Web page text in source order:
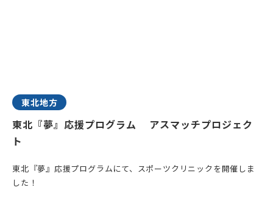
東北地方
東北『夢』応援プログラム アスマッチプロジェク
ト
東北『夢』応援プログラムにて、スポーツクリニックを開催しま
した！